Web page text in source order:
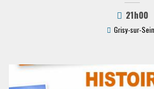
21h00
Grisy-sur-